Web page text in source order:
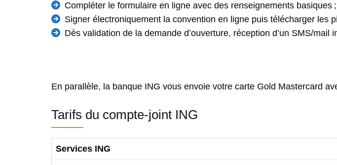
Compléter le formulaire en ligne avec des renseignements basiques ;
Signer électroniquement la convention en ligne puis télécharger les
Dès validation de la demande d’ouverture, réception d’un SMS/mail
En parallèle, la banque ING vous envoie votre carte Gold Mastercard
Tarifs du compte-joint ING
Services ING